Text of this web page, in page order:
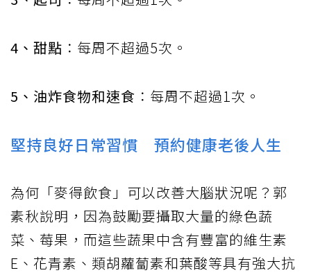
4、甜點 ：每周不超過5次。
5、油炸食物和速食 ：每周不超過1次。
堅持良好日常習慣 預約健康老後人生
為何「麥得飲食」可以改善大腦狀況呢？郭
素秋說明，因為鼓勵要攝取大量的綠色蔬
菜、莓果，而這些蔬果中含有豐富的維生素
E、花青素、類胡蘿蔔素和葉酸等具有強大抗